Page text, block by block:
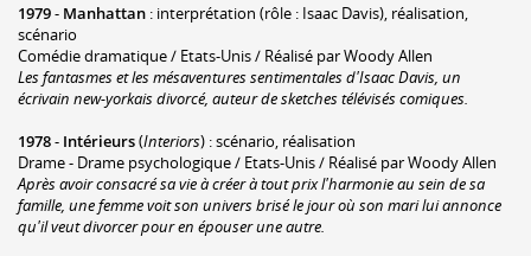
1979- Manhattan : interprétation (rôle : Isaac Davis), réalisation,
scénario
Comédie dramatique / Etats-Unis / Réalisé par Woody Allen
Les fantasmes et les mésaventures sentimentales d'Isaac Davis, un
écrivain new-yorkais divorcé, auteur de sketches télévisés comiques.
1978- Intérieurs(Interiors) : scénario, réalisation
Drame - Drame psychologique / Etats-Unis / Réalisé par Woody Allen
Après avoir consacré sa vie à créer à tout prix l'harmonie au sein de sa
famille, une femme voit son univers brisé le jour où son mari lui annonce
qu'il veut divorcer pour en épouser une autre.